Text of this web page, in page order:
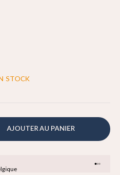
STOCK
AJOUTER AU PANIER
Aller à
Aller à
Aller à